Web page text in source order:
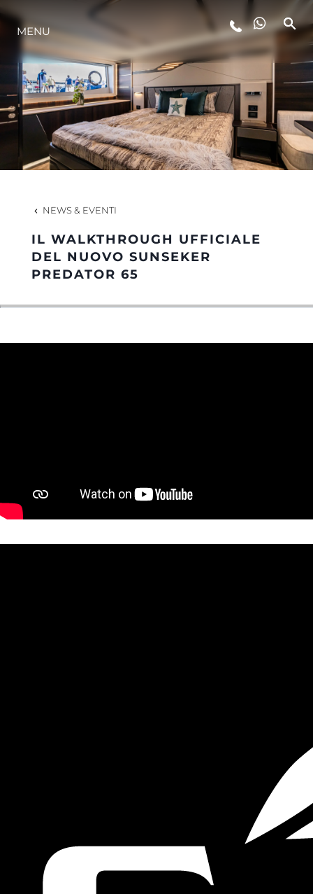
LIFESTYLE
INNOVAZIONE
L'AZIENDA
HERITAGE
VALUTA LA TUA IMBARCAZIONE
MENU
NEWS & EVENTI
IL WALKTHROUGH UFFICIALE
DEL NUOVO SUNSEKER
PREDATOR 65